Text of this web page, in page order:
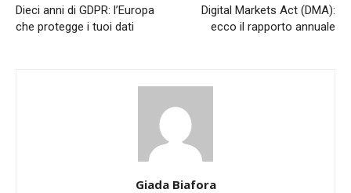
Dieci anni di GDPR: l’Europa
che protegge i tuoi dati
Digital Markets Act (DMA):
ecco il rapporto annuale
Giada Biafora